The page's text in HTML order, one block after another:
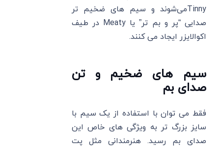
Tinnyمی‌شوند و سیم‌ های ضخیم ‌تر
صدایی “پر و بم تر” یا Meaty در طیف
اکوالایزر ایجاد می‌ کنند.
سیم های ضخیم و تن
صدای بم
فقط می ‌توان با استفاده از یک سیم با
سایز بزرگ تر به ویژگی های خاص این
صدای بم رسید. هنرمندانی مثل پت